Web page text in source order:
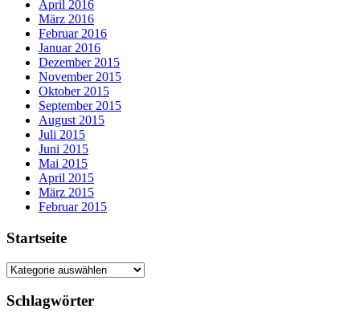
April 2016
März 2016
Februar 2016
Januar 2016
Dezember 2015
November 2015
Oktober 2015
September 2015
August 2015
Juli 2015
Juni 2015
Mai 2015
April 2015
März 2015
Februar 2015
Startseite
Startseite
Schlagwörter